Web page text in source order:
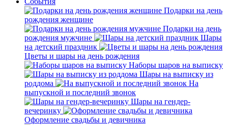
Подарки на день
рождения женщине
Подарки на день
рождения мужчине
Шары
на детский праздник
Цветы и шары на день рождения
Наборы шаров на выписку
Шары на выписку из
роддома
На
выпускной и последний звонок
Шары на гендер-
вечеринку
Оформление свадьбы и девичника